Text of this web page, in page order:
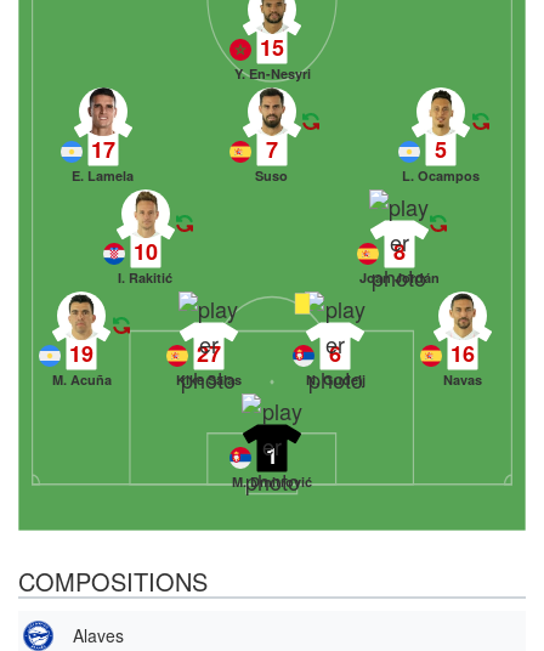
1
M. Dmitrović
19
M. Acuña
27
Kike Salas
6
N. Gudelj
16
Navas
10
I. Rakitić
8
Joan Jordán
17
E. Lamela
7
Suso
5
L. Ocampos
15
Y. En-Nesyri
COMPOSITIONS
Alaves